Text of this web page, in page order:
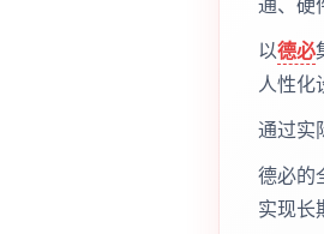
以德必
人性化
通过实
德必的
实现长